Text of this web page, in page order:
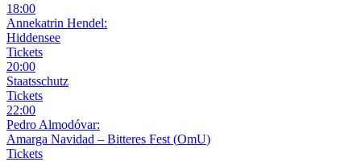
18:00
Annekatrin Hendel:
Hiddensee
Tickets
20:00
Staatsschutz
Tickets
22:00
Pedro Almodóvar:
Amarga Navidad – Bitteres Fest (OmU)
Tickets